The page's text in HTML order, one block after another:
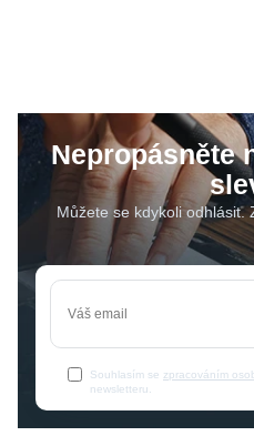
Nepropásněte
Můžete se kdykoli
Souhlasím se zpracováním
newsletteru.